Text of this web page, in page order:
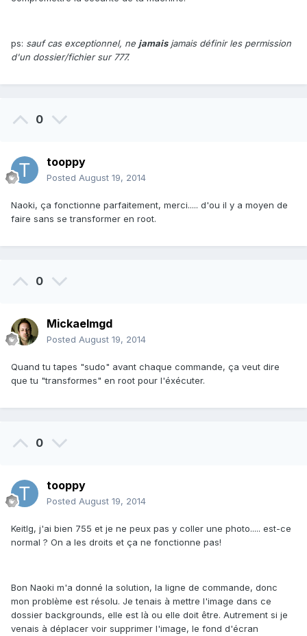
ps: sauf cas exceptionnel, ne jamaisjamais définir les permission
d'un dossier/fichier sur 777.
0
tooppy
Posted August 19, 2014
Naoki, ça fonctionne parfaitement, merci..... d'ou il y a moyen de
faire sans se transformer en root.
0
Mickaelmgd
Posted August 19, 2014
Quand tu tapes "sudo" avant chaque commande, ça veut dire
que tu "transformes" en root pour l'éxécuter.
0
tooppy
Posted August 19, 2014
Keitlg, j'ai bien 755 et je ne peux pas y coller une photo..... est-ce
normal ? On a les droits et ça ne fonctionne pas!
Bon Naoki m'a donné la solution, la ligne de commande, donc
mon problème est résolu. Je tenais à mettre l'image dans ce
dossier backgrounds, elle est là ou elle doit être. Autrement si je
venais à déplacer voir supprimer l'image, le fond d'écran